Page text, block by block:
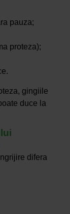
pauza;
proteza);
gingiile
duce la
difera